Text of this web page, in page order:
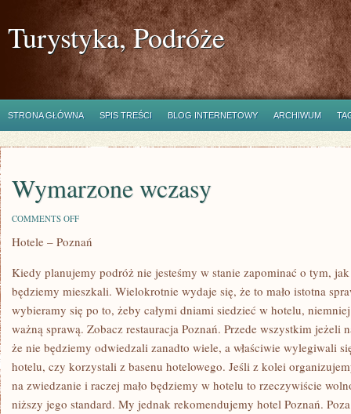
Turystyka, Podróże
STRONA GŁÓWNA SPIS TREŚCI BLOG INTERNETOWY ARCHIWUM
Wymarzone wczasy
COMMENTS OFFON
WCZASY
Hotele – Poznań
Kiedy planujemy podróż nie jesteśmy w stanie zapominać o tym,
będziemy mieszkali. Wielokrotnie wydaje się, że to mało istotna
wybieramy się po to, żeby całymi dniami siedzieć w hotelu,
ważną sprawą. Zobacz restauracja Poznań. Przede wszystkim jeżeli
że nie będziemy odwiedzali zanadto wiele, a właściwie wylegiwali
hotelu, czy korzystali z basenu hotelowego. Jeśli z kolei
na zwiedzanie i raczej mało będziemy w hotelu to rzeczywiście
niższy jego standard. My jednak rekomendujemy hotel Poznań.